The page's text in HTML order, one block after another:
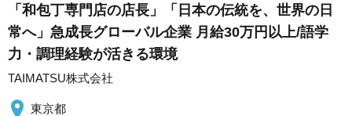
「和包丁専門店の店長」「日本の伝統を、世界の日
常へ」急成長グローバル企業 月給30万円以上/語学
力・調理経験が活きる環境
TAIMATSU株式会社
東京都